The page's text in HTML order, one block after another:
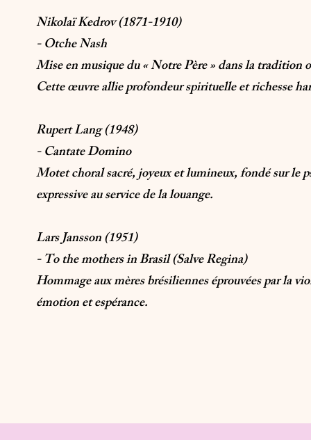
Nikolaï Kedrov (1871-1910)
- Otche Nash
Mise en musique du « Notre Père » dans la tradition
Cette œuvre allie profondeur spirituelle et richesse
Rupert Lang (1948)
​- Cantate Domino
Motet choral sacré, joyeux et lumineux, fondé sur le
expressive au service de la louange.
Lars Jansson (1951)
- To the mothers in Brasil (Salve Regina)
Hommage aux mères brésiliennes éprouvées par la
émotion et espérance.